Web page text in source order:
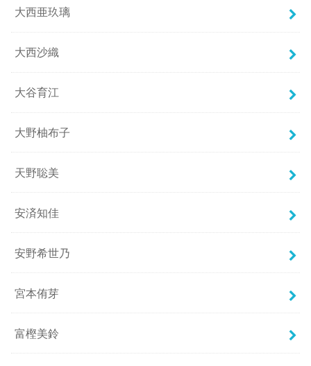
大西亜玖璃
大西沙織
大谷育江
大野柚布子
天野聡美
安済知佳
安野希世乃
宮本侑芽
富樫美鈴